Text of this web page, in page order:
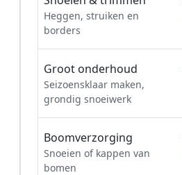
Heggen, struiken en
borders
Groot onderhoud
Seizoensklaar maken,
grondig snoeiwerk
Boomverzorging
Snoeien of kappen van
bomen